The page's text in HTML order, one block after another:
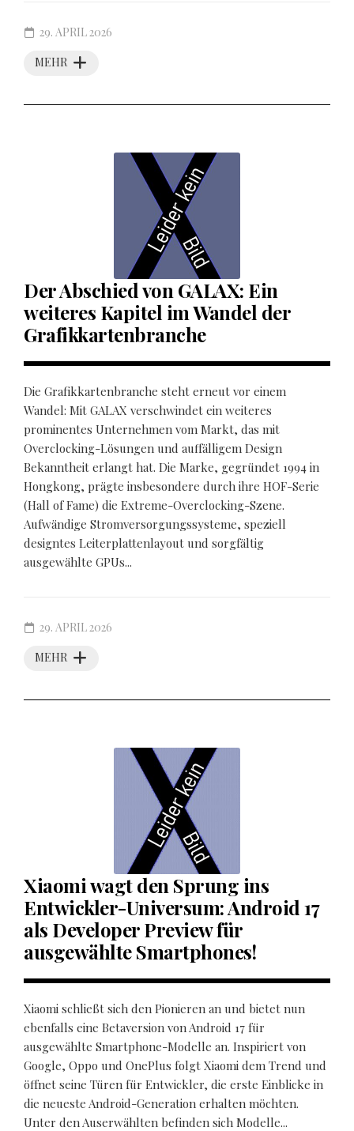
MEHR
29. APRIL 2026
Der Abschied von GALAX: Ein
weiteres Kapitel im Wandel der
Grafikkartenbranche
Die Grafikkartenbranche steht erneut vor einem
Wandel: Mit GALAX verschwindet ein weiteres
prominentes Unternehmen vom Markt, das mit
Overclocking-Lösungen und auffälligem Design
Bekanntheit erlangt hat. Die Marke, gegründet 1994 in
Hongkong, prägte insbesondere durch ihre HOF-Serie
(Hall of Fame) die Extreme-Overclocking-Szene.
Aufwändige Stromversorgungssysteme, speziell
designtes Leiterplattenlayout und sorgfältig
ausgewählte GPUs...
MEHR
29. APRIL 2026
Xiaomi wagt den Sprung ins
Entwickler-Universum: Android 17
als Developer Preview für
ausgewählte Smartphones!
Xiaomi schließt sich den Pionieren an und bietet nun
ebenfalls eine Betaversion von Android 17 für
ausgewählte Smartphone-Modelle an. Inspiriert von
Google, Oppo und OnePlus folgt Xiaomi dem Trend und
öffnet seine Türen für Entwickler, die erste Einblicke in
die neueste Android-Generation erhalten möchten.
Unter den Auserwählten befinden sich Modelle...